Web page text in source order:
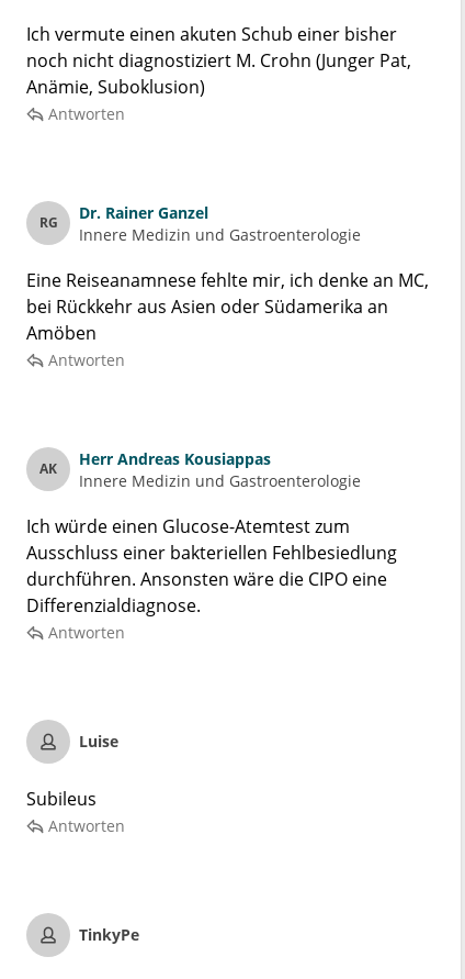
Ich vermute einen akuten Schub einer bisher
noch nicht diagnostiziert M. Crohn (Junger Pat,
Anämie, Suboklusion)
Antworten
RG Dr. Rainer Ganzel
Innere Medizin und Gastroenterologie
Eine Reiseanamnese fehlte mir, ich denke an MC,
bei Rückkehr aus Asien oder Südamerika an
Amöben
Antworten
AK Herr Andreas Kousiappas
Innere Medizin und Gastroenterologie
Ich würde einen Glucose-Atemtest zum
Ausschluss einer bakteriellen Fehlbesiedlung
durchführen. Ansonsten wäre die CIPO eine
Differenzialdiagnose.
Antworten
Luise
Subileus
Antworten
TinkyPe